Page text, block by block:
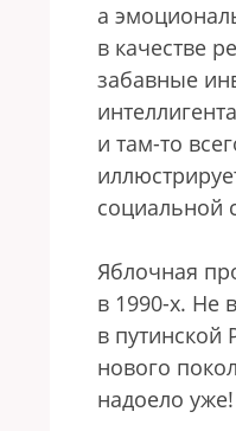
а
в качестве
забавные
и там-то
социальной
Яблочная
в 1990-х. Не
в путинской
нового
надоело